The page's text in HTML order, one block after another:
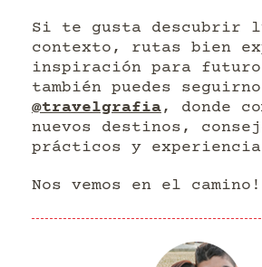
Si te gusta descubrir
contexto, rutas bien
inspiración para
también puedes
@travelgrafia, donde
nuevos destinos,
prácticos y
Nos vemos en el camino!